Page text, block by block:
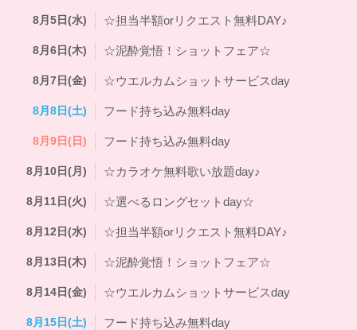
8月5日(水) ☆担当半額orリクエスト無料DAY♪
8月6日(木) ☆泥酔覚悟！ショットフェア☆
8月7日(金) ☆ウエルカムショットサービスday
8月8日(土) フード持ち込み無料day
8月9日(日) フード持ち込み無料day
8月10日(月) ☆カラオケ無料歌い放題day♪
8月11日(火) ☆選べるロングセットday☆
8月12日(水) ☆担当半額orリクエスト無料DAY♪
8月13日(木) ☆泥酔覚悟！ショットフェア☆
8月14日(金) ☆ウエルカムショットサービスday
8月15日(土) フード持ち込み無料day